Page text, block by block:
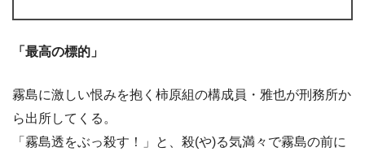
「最高の標的」
霧島に激しい恨みを抱く柿原組の構成員・雅也が刑務所か
ら出所してくる。
「霧島透をぶっ殺す！」と、殺(や)る気満々で霧島の前に